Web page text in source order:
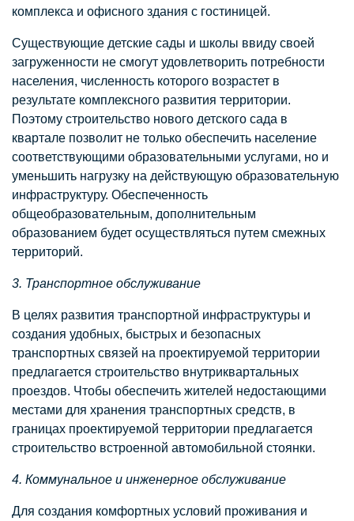
комплекса и офисного здания с гостиницей.
Существующие детские сады и школы ввиду своей
загруженности не смогут удовлетворить потребности
населения, численность которого возрастет в
результате комплексного развития территории.
Поэтому строительство нового детского сада в
квартале позволит не только обеспечить население
соответствующими образовательными услугами, но и
уменьшить нагрузку на действующую образовательную
инфраструктуру. Обеспеченность
общеобразовательным, дополнительным
образованием будет осуществляться путем смежных
территорий.
3. Транспортное обслуживание
В целях развития транспортной инфраструктуры и
создания удобных, быстрых и безопасных
транспортных связей на проектируемой территории
предлагается строительство внутриквартальных
проездов. Чтобы обеспечить жителей недостающими
местами для хранения транспортных средств, в
границах проектируемой территории предлагается
строительство встроенной автомобильной стоянки.
4. Коммунальное и инженерное обслуживание
Для создания комфортных условий проживания и